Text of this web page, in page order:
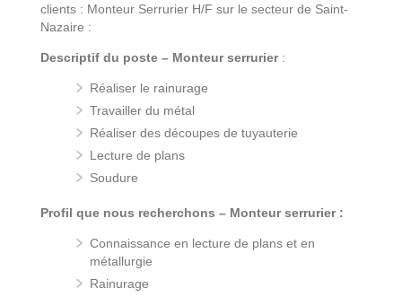
clients : Monteur Serrurier H/F sur le secteur de Saint-
Nazaire :
Descriptif du poste – Monteur serrurier :
Réaliser le rainurage
Travailler du métal
Réaliser des découpes de tuyauterie
Lecture de plans
Soudure
Profil que nous recherchons – Monteur serrurier :
Connaissance en lecture de plans et en
métallurgie
Rainurage